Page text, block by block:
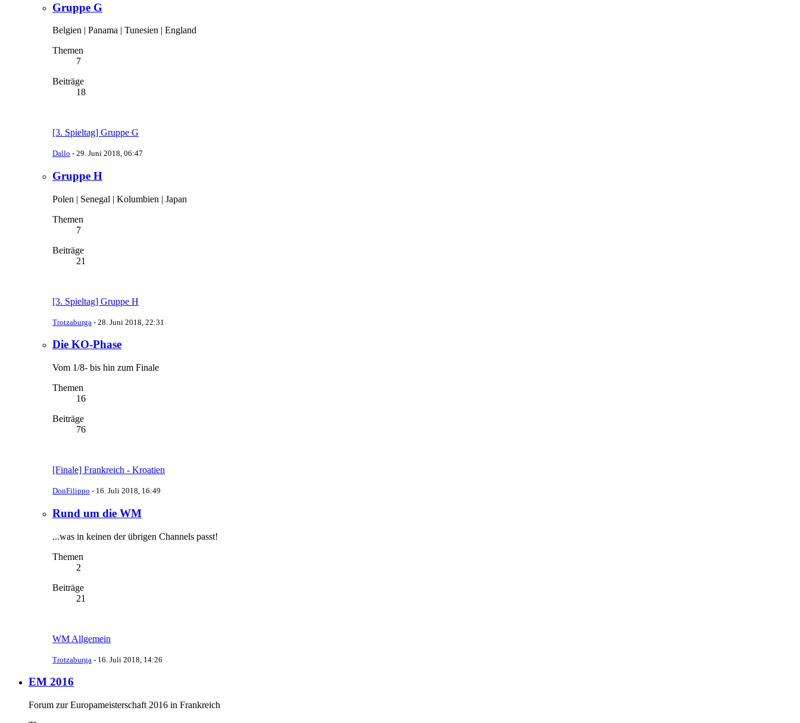
Gruppe G
Belgien | Panama | Tunesien | England
Themen
7
Beiträge
18
[3. Spieltag] Gruppe G
Dallo - 29. Juni 2018, 06:47
Gruppe H
Polen | Senegal | Kolumbien | Japan
Themen
7
Beiträge
21
[3. Spieltag] Gruppe H
Trotzaburga - 28. Juni 2018, 22:31
Die KO-Phase
Vom 1/8- bis hin zum Finale
Themen
16
Beiträge
76
[Finale] Frankreich - Kroatien
DonFilippo - 16. Juli 2018, 16:49
Rund um die WM
...was in keinen der übrigen Channels passt!
Themen
2
Beiträge
21
WM Allgemein
Trotzaburga - 16. Juli 2018, 14:26
EM 2016
Forum zur Europameisterschaft 2016 in Frankreich